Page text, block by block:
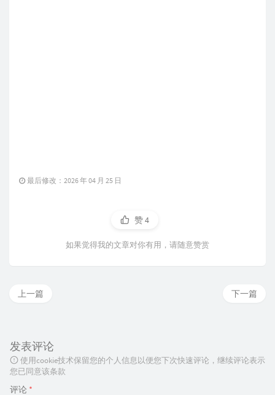
最后修改：2026 年 04 月 25 日
赞4
如果觉得我的文章对你有用，请随意赞赏
下一篇
上一篇
发表评论
使用cookie技术保留您的个人信息以便您下次快速评论，继续评论表示
您已同意该条款
评论 *